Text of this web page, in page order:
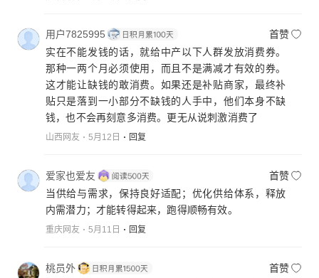
用户7825995
首赞
实在不能发钱的话，就给中产以下人群发放消费券。
那种一两个月必须使用，而且不是满减才有效的券。
这才能让缺钱的敢消费。如果还是补贴商家，最终补
贴只是落到一小部分不缺钱的人手中，他们本身不缺
钱，也不会再刻意多消费。更无从说刺激消费了
山西网友 5月12日 回复
爱家也爱友
首赞
当供给与需求，保持良好适配；优化供给体系，释放
内需潜力；才能转得起来，跑得顺畅有效。
重庆网友 5月11日 回复
桃员外
首赞